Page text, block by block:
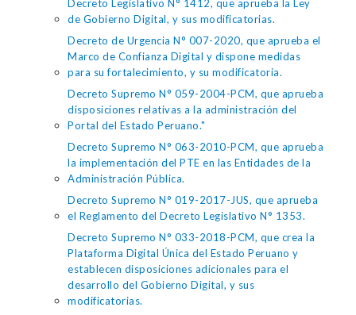
Decreto Legislativo N° 1412, que aprueba la Ley
de Gobierno Digital, y sus modificatorias.
Decreto de Urgencia N° 007-2020, que aprueba el
Marco de Confianza Digital y dispone medidas
para su fortalecimiento, y su modificatoria.
Decreto Supremo N° 059-2004-PCM, que aprueba
disposiciones relativas a la administración del
Portal del Estado Peruano."
Decreto Supremo N° 063-2010-PCM, que aprueba
la implementación del PTE en las Entidades de la
Administración Pública.
Decreto Supremo N° 019-2017-JUS, que aprueba
el Reglamento del Decreto Legislativo N° 1353.
Decreto Supremo N° 033-2018-PCM, que crea la
Plataforma Digital Única del Estado Peruano y
establecen disposiciones adicionales para el
desarrollo del Gobierno Digital, y sus
modificatorias.